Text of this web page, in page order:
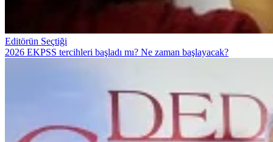
Editörün Seçtiği
2026 EKPSS tercihleri başladı mı? Ne zaman başlayacak?